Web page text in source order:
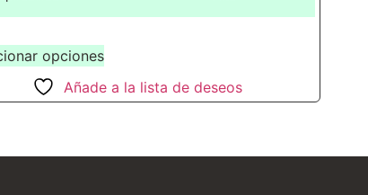
opciones
Añade a la lista de deseos